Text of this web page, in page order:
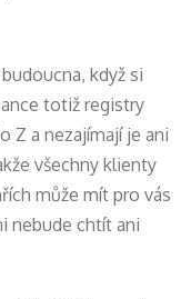
když si
totiž registry
Z a nezajímají je ani
všechny klienty
může mít pro vás
nebude chtít ani